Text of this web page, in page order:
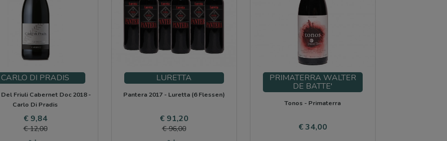
CARLO DI PRADIS
Friuli Cabernet Doc 2018 -
Carlo Di Pradis
Prijs
€ 9,84Normale
prijs
€ 12,00
LURETTA
Pantera 2017 - Luretta (6 Flessen)
Prijs
€ 91,20Normale
€ 96,00
PRIMATERRA WALTER
DE BATTE'
Tonos - Primaterra
Prijs
€ 34,00